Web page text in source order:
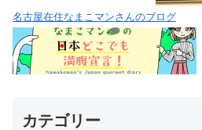
名古屋在住なまこマンさんのブログ
カテゴリー